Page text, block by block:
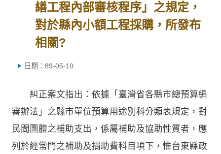
繕工程內部審核程序」之規定，
對於縣內小額工程採購，所發布
相關?
日期：89-05-10
糾正案文指出：依據「臺灣省各縣市總預算編
審辦法」之縣市單位預算用途別科分類表規定，對
民間團體之補助支出，係屬補助及協助性質者，應
列於經常門之補助及捐助費科目項下，惟台東縣政